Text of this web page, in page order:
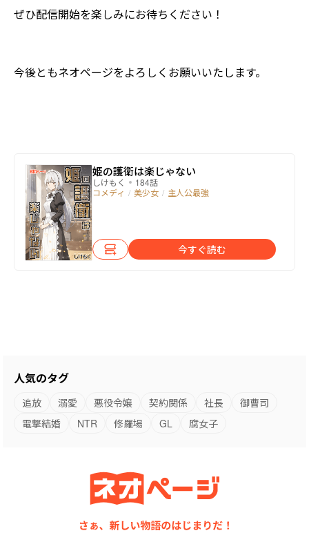
ぜひ配信開始を楽しみにお待ちください！
今後ともネオページをよろしくお願いいたします。
姫の護衛は楽じゃない
しけもく
184話
コメディ / 美少女 / 主人公最強
今すぐ読む
人気のタグ
追放 溺愛 悪役令嬢 契約関係 社長
御曹司
電撃結婚
NTR 修羅場 GL 腐女子